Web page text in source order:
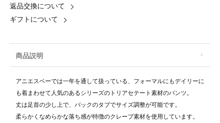
返品交換について
ギフトについて
商品説明
アニエスベーでは一年を通して扱っている、フォーマルにもデイリーに
も着まわせて人気のあるシリーズのトリアセテート素材のパンツ。
丈は足首の少し上で、バックのタブでサイズ調整が可能です。
柔らかくなめらかな落ち感が特徴のクレープ素材を使用しています。